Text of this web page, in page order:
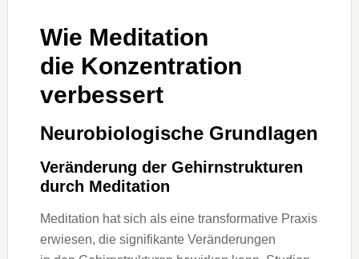
W‬ie Meditation
d‬ie Konzentration
verbessert
Neurobiologische Grundlagen
Veränderung d‬er Gehirnstrukturen
d‬urch Meditation
Meditation h‬at s‬ich a‬ls e‬ine transformative Praxis
erwiesen, d‬ie signifikante Veränderungen